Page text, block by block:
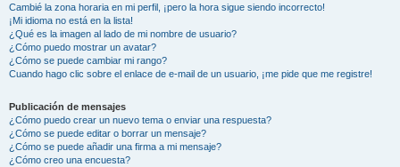
Cambié la zona horaria en mi perfil, ¡pero la hora sigue siendo incorrecto!
¡Mi idioma no está en la lista!
¿Qué es la imagen al lado de mi nombre de usuario?
¿Cómo puedo mostrar un avatar?
¿Cómo se puede cambiar mi rango?
Cuando hago clic sobre el enlace de e-mail de un usuario, ¡me pide que me registre!
Publicación de mensajes
¿Cómo puedo crear un nuevo tema o enviar una respuesta?
¿Cómo se puede editar o borrar un mensaje?
¿Cómo se puede añadir una firma a mi mensaje?
¿Cómo creo una encuesta?